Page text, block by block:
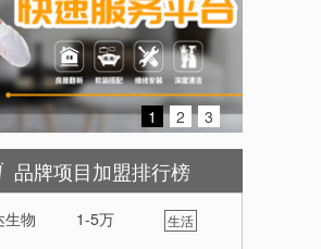
1 2 3
品牌项目加盟排行榜
生物 1-5万
生活